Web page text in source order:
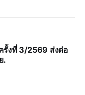
รั้งที่ 3/2569 ส่งต่อ
.